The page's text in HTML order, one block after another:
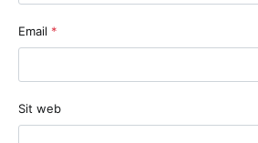
Email *
Sit web